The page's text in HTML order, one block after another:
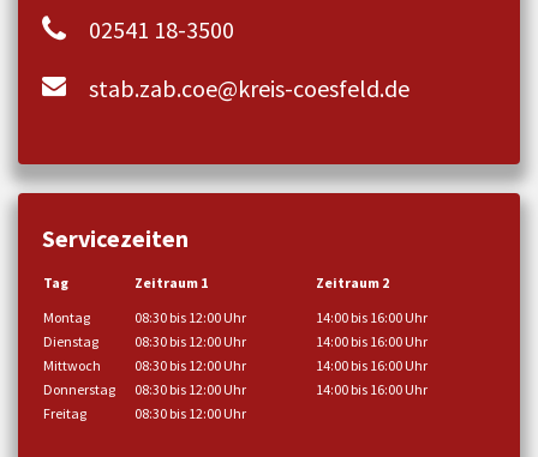
02541 18-3500
stab.zab.coe@kreis-coesfeld.de
Servicezeiten
Tag Zeitraum 1
Zeitraum 2
Montag
08:30 bis 12:00 Uhr
14:00 bis 16:00 Uhr
Dienstag
08:30 bis 12:00 Uhr
14:00 bis 16:00 Uhr
Mittwoch
08:30 bis 12:00 Uhr
14:00 bis 16:00 Uhr
Donnerstag
08:30 bis 12:00 Uhr
14:00 bis 16:00 Uhr
Freitag
08:30 bis 12:00 Uhr